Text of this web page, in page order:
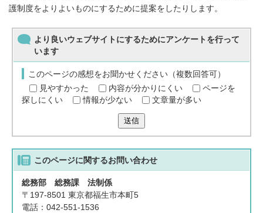
護制度をよりよいものにするために提案をしたりします。
より良いウェブサイトにするためにアンケートを行って
います
このページの感想をお聞かせください（複数回答可）
見やすかった
内容が分かりにくい
ページを
探しにくい
情報が少ない 文章量が多い
送信
このページに関するお問い合わせ
総務部 総務課 法制係
〒197-8501 東京都福生市本町5
電話：042-551-1536